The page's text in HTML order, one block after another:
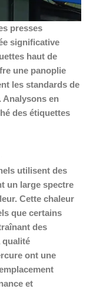
presses
significative
haut de
une panoplie
les standards de
Analysons en
des étiquettes
utilisent des
un large spectre
Cette chaleur
que certains
des
qualité
ont une
et